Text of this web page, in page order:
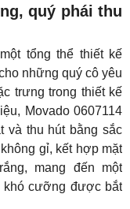
quý phái thu
tổng thể thiết kế
những quý cô yêu
trưng trong thiết kế
Movado 0607114
và thu hút bằng sắc
gỉ, kết hợp mặt
mang đến một
khó cưỡng được bắt